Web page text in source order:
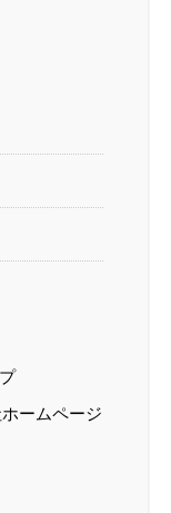
ームページ